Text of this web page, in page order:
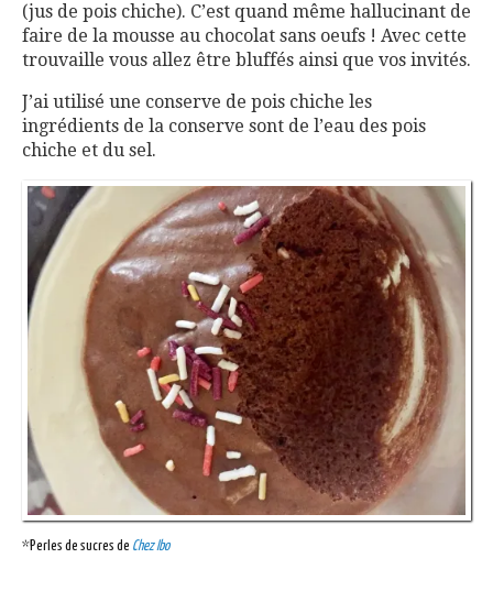
(jus de pois chiche). C’est quand même hallucinant de
faire de la mousse au chocolat sans oeufs ! Avec cette
trouvaille vous allez être bluffés ainsi que vos invités.
J’ai utilisé une conserve de pois chiche les
ingrédients de la conserve sont de l’eau des pois
chiche et du sel.
*Perles de sucres de Chez Ibo